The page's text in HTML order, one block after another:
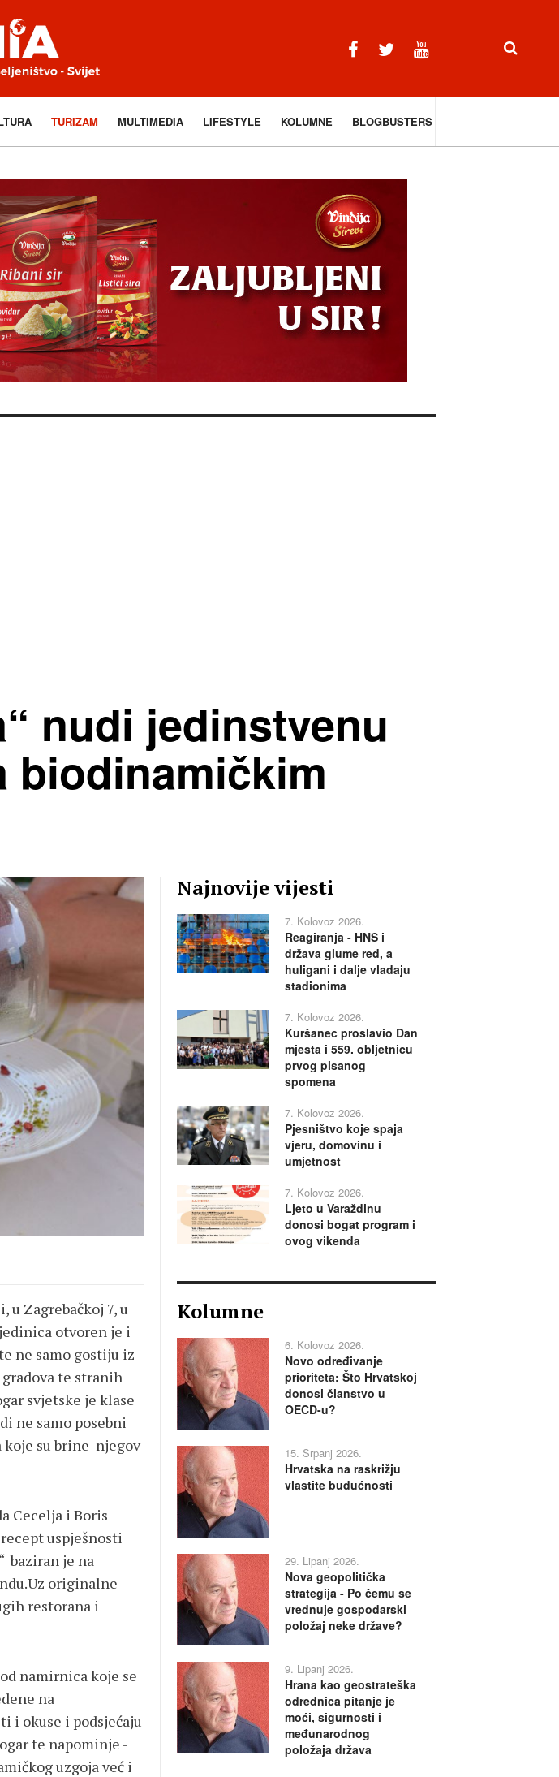
TURIZAM MULTIMEDIA LIFESTYLE KOLUMNE BLOGBUSTERS
nudi jedinstvenu
biodinamičkim
Zagrebačkoj 7, u
otvoren je i
ne samo gostiju iz
te stranih
svjetske je klase
ne samo posebni
koje su brine njegov
Cecelja i Boris
uspješnosti
baziran je na
originalne
restorana i
namirnica koje se
na
i okuse i podsjećaju
te napominje -
uzgoja već i
Najnovije vijesti
7. Kolovoz 2026.
Reagiranja - HNS i
država glume red, a
huligani i dalje vladaju
stadionima
7. Kolovoz 2026.
Kuršanec proslavio Dan
mjesta i 559. obljetnicu
prvog pisanog
spomena
7. Kolovoz 2026.
Pjesništvo koje spaja
vjeru, domovinu i
umjetnost
7. Kolovoz 2026.
Ljeto u Varaždinu
donosi bogat program i
ovog vikenda
Kolumne
6. Kolovoz 2026.
Novo određivanje
prioriteta: Što Hrvatskoj
donosi članstvo u
OECD-u?
15. Srpanj 2026.
Hrvatska na raskrižju
vlastite budućnosti
29. Lipanj 2026.
Nova geopolitička
strategija - Po čemu se
vrednuje gospodarski
položaj neke države?
9. Lipanj 2026.
Hrana kao geostrateška
odrednica pitanje je
moći, sigurnosti i
međunarodnog
položaja država